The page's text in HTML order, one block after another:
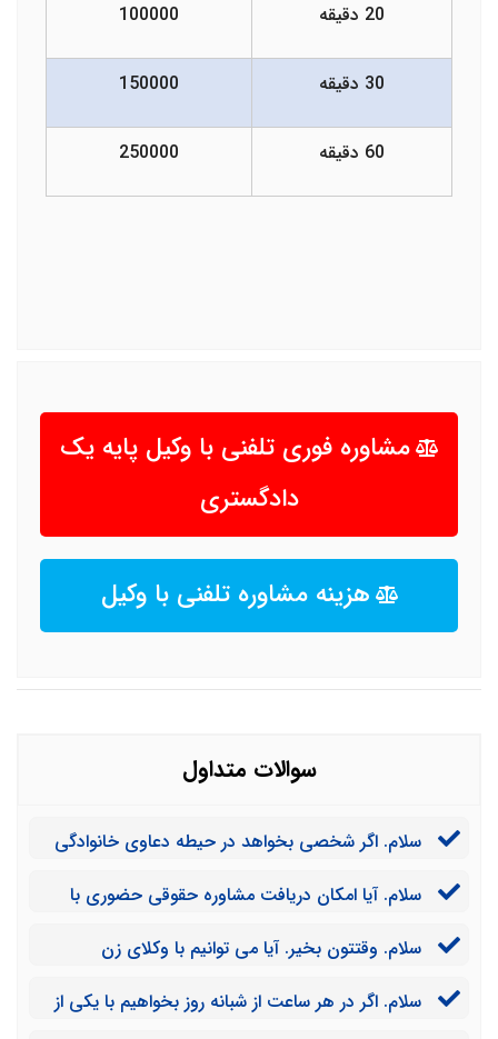
20 دقیقه 100000
30 دقیقه 150000
60 دقیقه 250000
مشاوره فوری تلفنی با وکیل پایه یک
دادگستری
هزینه مشاوره تلفنی با وکیل
سوالات متداول
سلام. اگر شخصی بخواهد در حیطه دعاوی خانوادگی
باشد، این امکان را برای او فراهم کرده اید؟
سلام. آیا امکان دریافت مشاوره حقوقی حضوری با
سلام. وقتتون بخیر. آیا می توانیم با وکلای زن
سلام. اگر در هر ساعت از شبانه روز بخواهیم با یکی از